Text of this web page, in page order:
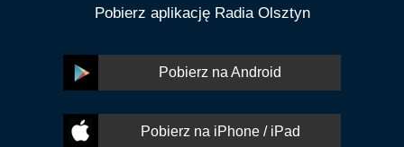
Pobierz aplikację Radia Olsztyn
Pobierz na Android
Pobierz na iPhone / iPad